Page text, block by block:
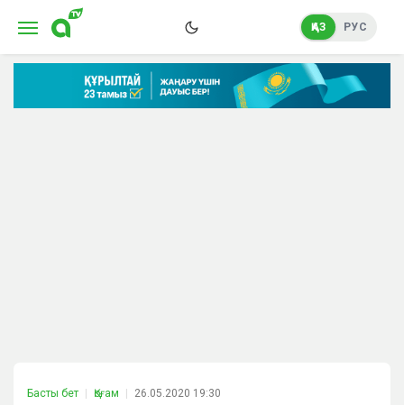
ҚАЗ РУС
Басты бет Қоғам 26.05.2020 19:30